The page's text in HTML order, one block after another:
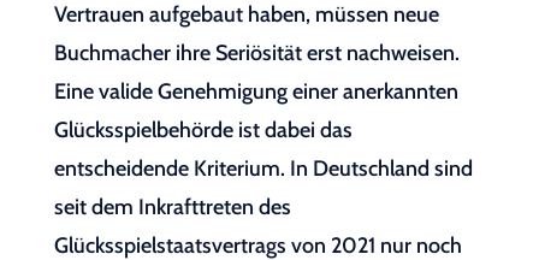
Vertrauen aufgebaut haben, müssen neue
Buchmacher ihre Seriösität erst nachweisen.
Eine valide Genehmigung einer anerkannten
Glücksspielbehörde ist dabei das
entscheidende Kriterium. In Deutschland sind
seit dem Inkrafttreten des
Glücksspielstaatsvertrags von 2021 nur noch